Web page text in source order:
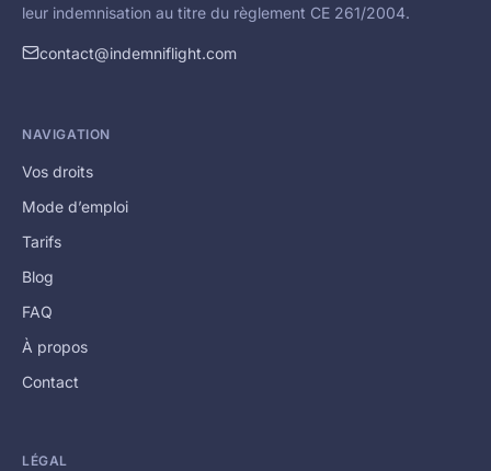
leur indemnisation au titre du règlement CE 261/2004.
contact@indemniflight.com
NAVIGATION
Vos droits
Mode d’emploi
Tarifs
Blog
FAQ
À propos
Contact
LÉGAL